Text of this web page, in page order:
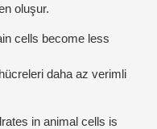
oluşur.
cells become less
daha az verimli
in animal cells is